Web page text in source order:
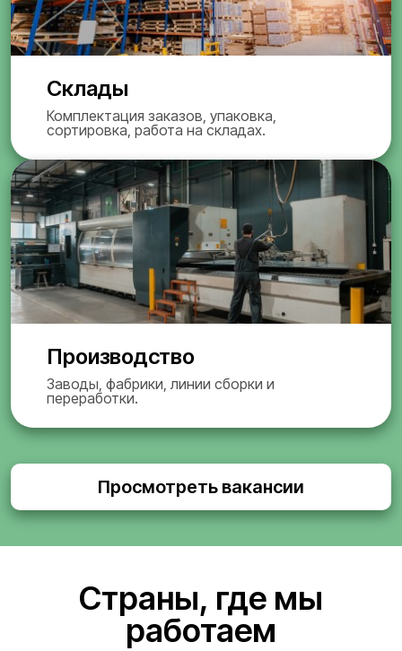
Склады
Комплектация заказов, упаковка,
сортировка, работа на складах.
Производство
Заводы, фабрики, линии сборки и
переработки.
Просмотреть вакансии
Страны, где мы
работаем